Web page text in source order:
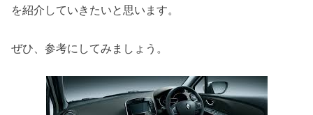
を紹介していきたいと思います。
ぜひ、参考にしてみましょう。